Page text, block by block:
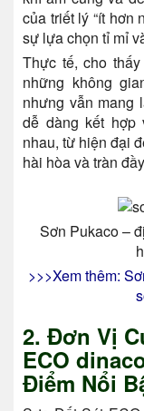
của triết lý “ít hơn
sự lựa chọn tỉ mỉ
Thực tế, cho
những không
nhưng vẫn mang
dễ dàng kết hợp
nhau, từ hiện đại
hài hòa và tràn
Sơn Pukaco –
>>>Xem thêm:
2. Đơn Vị
ECO
Điểm Nổi